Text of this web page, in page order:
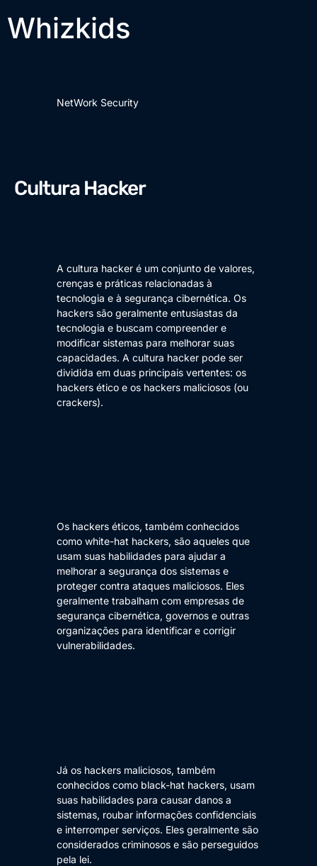
Whizkids
NetWork Security
Cultura Hacker
A cultura hacker é um conjunto de valores,
crenças e práticas relacionadas à
tecnologia e à segurança cibernética. Os
hackers são geralmente entusiastas da
tecnologia e buscam compreender e
modificar sistemas para melhorar suas
capacidades. A cultura hacker pode ser
dividida em duas principais vertentes: os
hackers ético e os hackers maliciosos (ou
crackers).
Os hackers éticos, também conhecidos
como white-hat hackers, são aqueles que
usam suas habilidades para ajudar a
melhorar a segurança dos sistemas e
proteger contra ataques maliciosos. Eles
geralmente trabalham com empresas de
segurança cibernética, governos e outras
organizações para identificar e corrigir
vulnerabilidades.
Já os hackers maliciosos, também
conhecidos como black-hat hackers, usam
suas habilidades para causar danos a
sistemas, roubar informações confidenciais
e interromper serviços. Eles geralmente são
considerados criminosos e são perseguidos
pela lei.